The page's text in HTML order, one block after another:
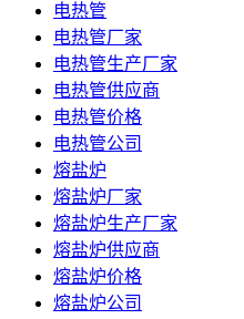
电热管
电热管厂家
电热管生产厂家
电热管供应商
电热管价格
电热管公司
熔盐炉
熔盐炉厂家
熔盐炉生产厂家
熔盐炉供应商
熔盐炉价格
熔盐炉公司